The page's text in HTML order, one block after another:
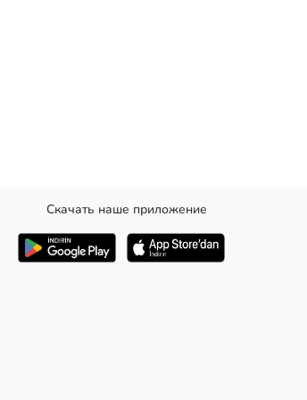
Скачать наше приложение